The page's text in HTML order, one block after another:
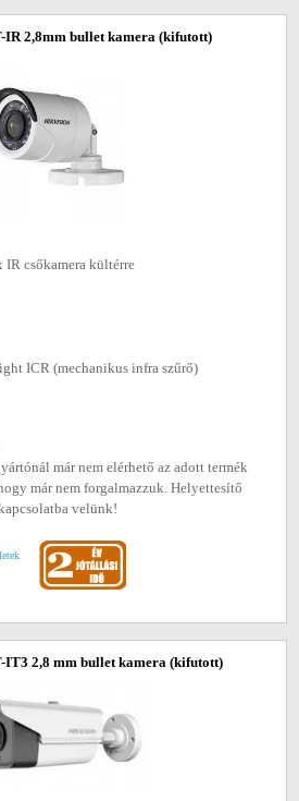
IR 2,8mm bullet kamera (kifutott)
csőkamera kültérre
ICR (mechanikus infra szűrő)
már nem elérhető az adott termék
már nem forgalmazzuk. Helyettesítő
velünk!
IT3 2,8 mm bullet kamera (kifutott)